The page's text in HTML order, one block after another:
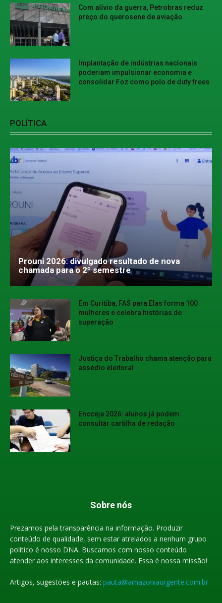
Com alívio da guerra, Petrobras reduz
preço do querosene de aviação
Implantação de indústrias nacionais
poderiam impulsionar economia e
consolidar Foz como polo de duty frees
POLÍTICA
Prouni 2026: divulgado resultado de nova
chamada para o 2º semestre
Em Curitiba, FAS para Elas forma 100
mulheres e celebra histórias de
superação
Justiça do Trabalho chama atenção para
assédio eleitoral
Encceja 2026: alunos já podem
consultar cartilha de redação
Sobre nós
Prezamos pela transparência na informação. Produzir
conteúdo de qualidade, sem estar atrelados a nenhum grupo
político é nosso DNA. Buscamos com nosso conteúdo
atender aos interesses da comunidade. Essa é nossa missão!
Artigos, sugestões e pautas: pauta@amazoniaurgente.com.br